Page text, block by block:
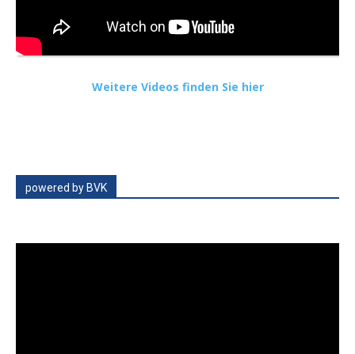
Weitere Videos finden Sie hier
powered by BVK